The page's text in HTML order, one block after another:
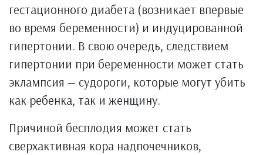
гестационного диабета (возникает впервые
во время беременности) и индуцированной
гипертонии. В свою очередь, следствием
гипертонии при беременности может стать
эклампсия — судороги, которые могут убить
как ребенка, так и женщину.
Причиной бесплодия может стать
сверхактивная кора надпочечников,